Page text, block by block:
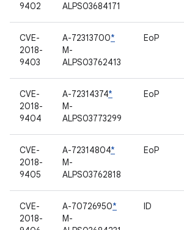
9402
ALPS03684171
CVE-
2018-
9403
A-72313700*
M-
ALPS03762413
EoP
CVE-
2018-
9404
A-72314374*
M-
ALPS03773299
EoP
CVE-
2018-
9405
A-72314804*
M-
ALPS03762818
EoP
CVE-
2018-
A-70726950*
M-
ID